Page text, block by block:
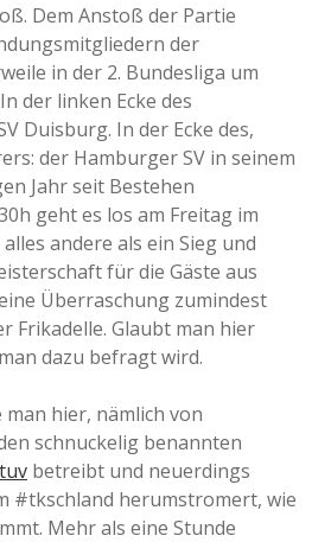
Dem Anstoß der Partie
der
in der 2. Bundesliga um
der linken Ecke des
Duisburg. In der Ecke des,
der Hamburger SV in seinem
Jahr seit Bestehen
geht es los am Freitag im
andere als ein Sieg und
für die Gäste aus
Überraschung zumindest
Frikadelle. Glaubt man hier
dazu befragt wird.
hier, nämlich von
schnuckelig benannten
betreibt und neuerdings
#tkschland herumstromert, wie
Mehr als eine Stunde